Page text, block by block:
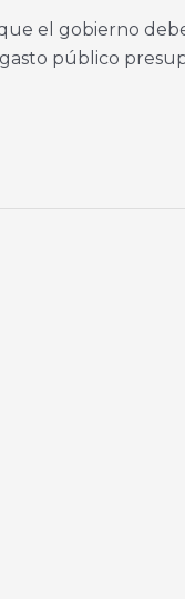
el gobierno
público